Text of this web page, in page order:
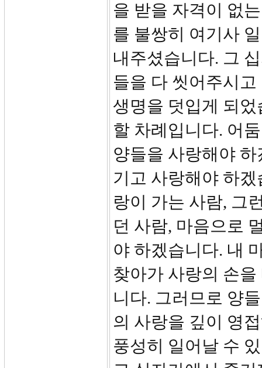
을 받을 자격이 없
를 불쌍히 여기사
내주셨습니다. 그
들을 다 씻어주시
생명을 덧입게 되
할 차례입니다. 어
양들을 사랑해야
기고 사랑해야 하
랑이 가는 사람, 그
던 사람, 마음으로
야 하겠습니다. 내
찾아가 사랑의 손
니다. 그러므로 양
의 사랑을 깊이 영
풍성히 일어날 수